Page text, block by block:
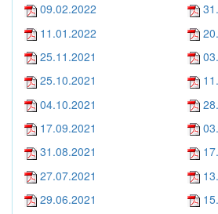
09.02.2022
11.01.2022
25.11.2021
25.10.2021
04.10.2021
17.09.2021
31.08.2021
27.07.2021
29.06.2021